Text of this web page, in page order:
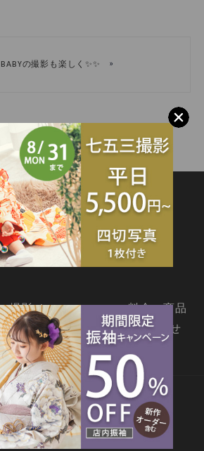
BABYの撮影も楽しく✨✨ »
SITEMAP
撮影メニュー 料金・商品
よくあるご質問 お問合せ
CONTACT